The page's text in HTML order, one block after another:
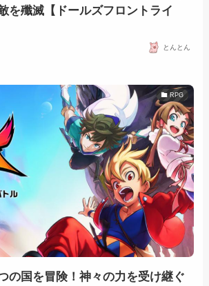
を殲滅【ドールズフロントライ
とんとん
RPG
の国を冒険！神々の力を受け継ぐ